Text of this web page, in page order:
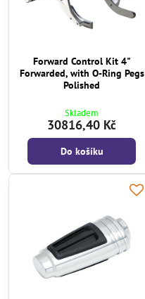
Forward Control Kit 4"
Forwarded, with O-Ring Pegs
Polished
Skladem
30816,40 Kč
Do košíku